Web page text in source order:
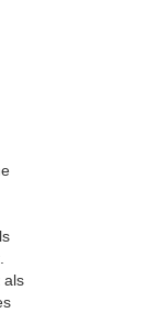
als